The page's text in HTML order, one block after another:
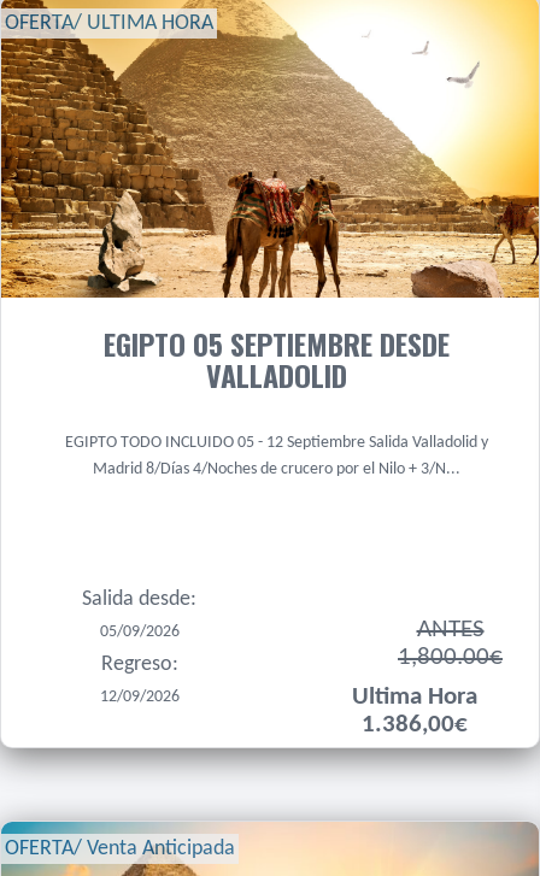
OFERTA/ ULTIMA HORA
EGIPTO 05 SEPTIEMBRE DESDE
VALLADOLID
EGIPTO TODO INCLUIDO 05 - 12 Septiembre Salida Valladolid y
Madrid 8/Días 4/Noches de crucero por el Nilo + 3/N...
Salida desde:
05/09/2026
Regreso:
12/09/2026
ANTES
1,800.00€
Ultima Hora
1.386,00€
OFERTA/ Venta Anticipada